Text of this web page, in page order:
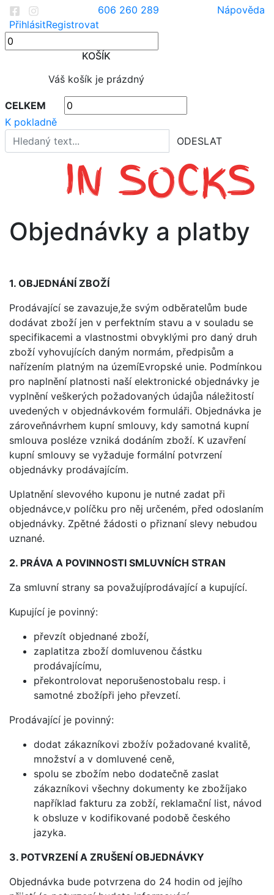
606 260 289
Nápověda
PřihlásitRegistrovat
KOŠÍK
Váš košík je prázdný
CELKEM
K pokladně
ODESLAT
Objednávky a platby
1. OBJEDNÁNÍ ZBOŽÍ
Prodávající se zavazuje,že svým odběratelům bude
dodávat zboží jen v perfektním stavu a v souladu se
specifikacemi a vlastnostmi obvyklými pro daný druh
zboží vyhovujících daným normám, předpisům a
nařízením platným na územíEvropské unie. Podmínkou
pro naplnění platnosti naší elektronické objednávky je
vyplnění veškerých požadovaných údajůa náležitostí
uvedených v objednávkovém formuláři. Objednávka je
zároveňnávrhem kupní smlouvy, kdy samotná kupní
smlouva posléze vzniká dodáním zboží. K uzavření
kupní smlouvy se vyžaduje formální potvrzení
objednávky prodávajícím.
Uplatnění slevového kuponu je nutné zadat při
objednávce,v políčku pro něj určeném, před odoslaním
objednávky. Zpětné žádosti o přiznaní slevy nebudou
uznané.
2. PRÁVA A POVINNOSTI SMLUVNÍCH STRAN
Za smluvní strany sa považujíprodávající a kupující.
Kupující je povinný:
převzít objednané zboží,
zaplatitza zboží domluvenou částku
prodávajícímu,
překontrolovat neporušenostobalu resp. i
samotné zbožípři jeho převzetí.
Prodávající je povinný:
dodat zákazníkovi zbožív požadované kvalitě,
množství a v domluvené ceně,
spolu se zbožím nebo dodatečně zaslat
zákazníkovi všechny dokumenty ke zbožíjako
například fakturu za zobží, reklamační list, návod
k obsluze v kodifikované podobě českého
jazyka.
3. POTVRZENÍ A ZRUŠENÍ OBJEDNÁVKY
Objednávka bude potvrzena do 24 hodin od jejího